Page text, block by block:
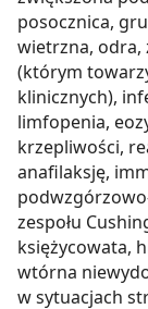
posocznica,
wietrzna, odra,
(którym
klinicznych),
limfopenia,
krzepliwości,
anafilaksję,
zespołu
księżycowata,
wtórna
w sytuacjach